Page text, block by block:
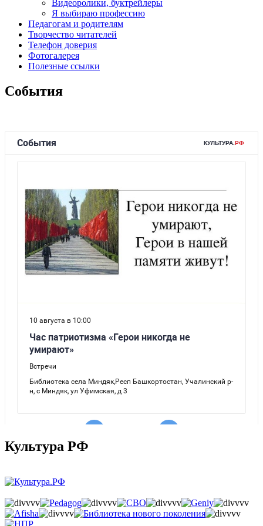
Видеоролики, буктрейлеры
Я выбираю профессию
Педагогам и родителям
Творчество читателей
Телефон доверия
Фотогалерея
Полезные ссылки
События
Культура РФ